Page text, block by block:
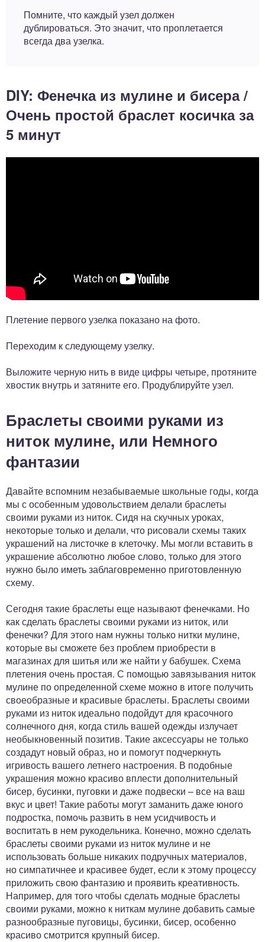
Помните, что каждый узел должен
дублироваться. Это значит, что проплетается
всегда два узелка.
DIY: Фенечка из мулине и бисера /
Очень простой браслет косичка за
5 минут
Плетение первого узелка показано на фото.
Переходим к следующему узелку.
Выложите черную нить в виде цифры четыре, протяните
хвостик внутрь и затяните его. Продублируйте узел.
Браслеты своими руками из
ниток мулине, или Немного
фантазии
Давайте вспомним незабываемые школьные годы, когда
мы с особенным удовольствием делали браслеты
своими руками из ниток. Сидя на скучных уроках,
некоторые только и делали, что рисовали схемы таких
украшений на листочке в клеточку. Мы могли вставить в
украшение абсолютно любое слово, только для этого
нужно было иметь заблаговременно приготовленную
схему.
Сегодня такие браслеты еще называют фенечками. Но
как сделать браслеты своими руками из ниток, или
фенечки? Для этого нам нужны только нитки мулине,
которые вы сможете без проблем приобрести в
магазинах для шитья или же найти у бабушек. Схема
плетения очень простая. С помощью завязывания ниток
мулине по определенной схеме можно в итоге получить
своеобразные и красивые браслеты. Браслеты своими
руками из ниток идеально подойдут для красочного
солнечного дня, когда стиль вашей одежды излучает
необыкновенный позитив. Такие аксессуары не только
создадут новый образ, но и помогут подчеркнуть
игривость вашего летнего настроения. В подобные
украшения можно красиво вплести дополнительный
бисер, бусинки, пуговки и даже подвески – все на ваш
вкус и цвет! Такие работы могут заманить даже юного
подростка, помочь развить в нем усидчивость и
воспитать в нем рукодельника. Конечно, можно сделать
браслеты своими руками из ниток мулине и не
использовать больше никаких подручных материалов,
но симпатичнее и красивее будет, если к этому процессу
приложить свою фантазию и проявить креативность.
Например, для того чтобы сделать модные браслеты
своими руками, можно к ниткам мулине добавить самые
разнообразные пуговицы, бусинки, бисер, особенно
красиво смотрится крупный бисер.